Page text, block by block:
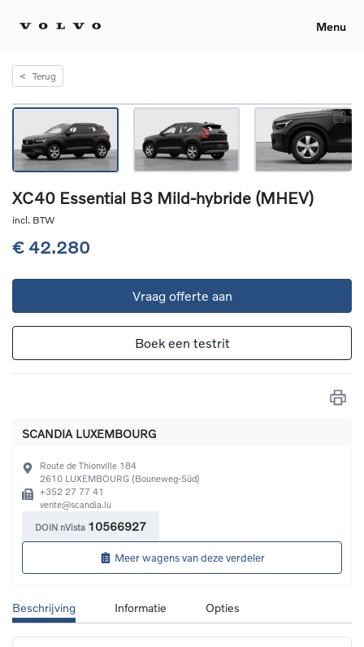
Menu
< Terug
XC40 Essential B3 Mild-hybride (MHEV)
incl. BTW
€ 42.280
Vraag offerte aan
Boek een testrit
SCANDIA LUXEMBOURG
Route de Thionville 184
2610 LUXEMBOURG (Bouneweg-Süd)
+352 27 77 41
vente@scandia.lu
DOIN nVista 10566927
Meer wagens van deze verdeler
Beschrijving Informatie Opties